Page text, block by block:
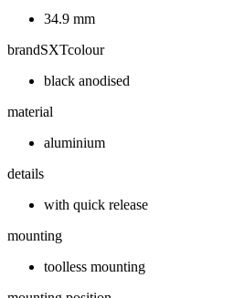
34.9 mm
brandSXTcolour
black anodised
material
aluminium
details
with quick release
mounting
toolless mounting